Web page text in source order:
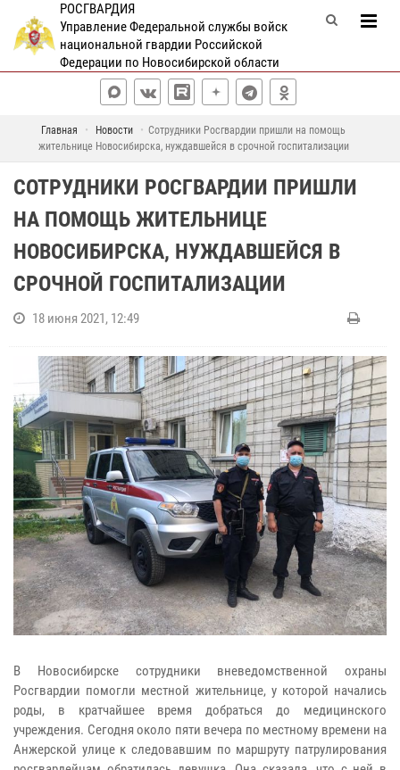
РОСГВАРДИЯ
Управление Федеральной службы войск
национальной гвардии Российской
Федерации по Новосибирской области
Главная Новости
Сотрудники Росгвардии пришли на помощь
жительнице Новосибирска, нуждавшейся в срочной госпитализации
СОТРУДНИКИ РОСГВАРДИИ ПРИШЛИ
НА ПОМОЩЬ ЖИТЕЛЬНИЦЕ
НОВОСИБИРСКА, НУЖДАВШЕЙСЯ В
СРОЧНОЙ ГОСПИТАЛИЗАЦИИ
18 июня 2021, 12:49
В Новосибирске сотрудники вневедомственной охраны
Росгвардии помогли местной жительнице, у которой начались
роды, в кратчайшее время добраться до медицинского
учреждения. Сегодня около пяти вечера по местному времени на
Анжерской улице к следовавшим по маршруту патрулирования